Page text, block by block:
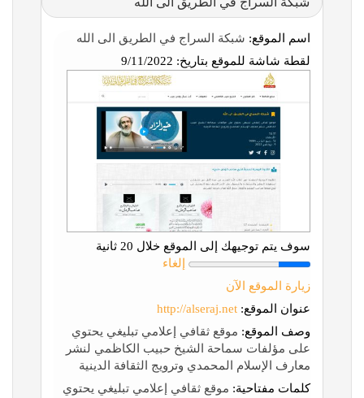
اسم الموقع: شبكة السراج في الطريق الى الله
لقطة شاشة للموقع بتاريخ:
سوف يتم توجيهك إلى الموقع خلال 20 ثانية
إلغاء
زيارة الموقع الآن
عنوان الموقع: http://alseraj.net
وصف الموقع: موقع ثقافي إعلامي تبليغي يحتوي
على مؤلفات سماحة الشيخ حبيب الكاظمي لنشر
معارف الإسلام المحمدي وترويج الثقافة الدينية
كلمات مفتاحية: موقع ثقافي إعلامي تبليغي يحتوي